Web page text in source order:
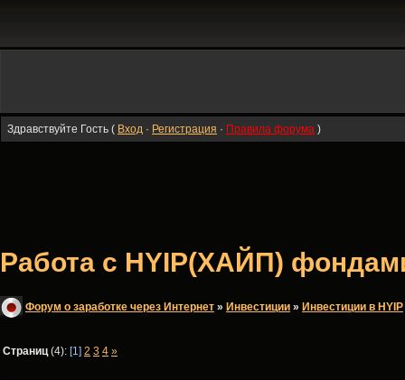
Здравствуйте Гость ( Вход · Регистрация · Правила форума )
Работа с HYIP(ХАЙП)
Форум о заработке через Интернет » Инвестиции » Инвестиции в HYIP
Страниц(4): [1] 2 3 4 »